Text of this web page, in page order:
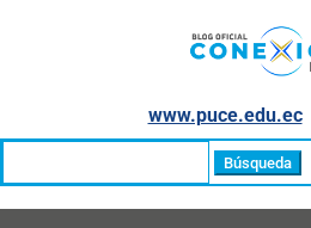
www.puce.edu.ec│